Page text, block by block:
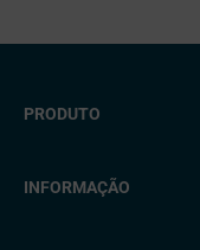
PRODUTO
INFORMAÇÃO